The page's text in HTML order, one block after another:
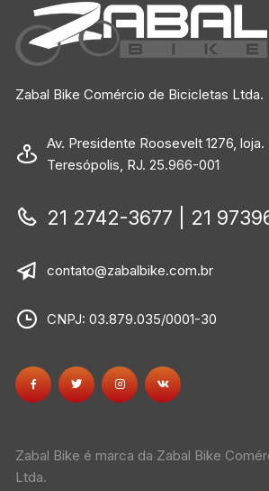
Zabal Bike Comércio de Bicicletas Ltda.
Av. Presidente Roosevelt 1276, loja.
Teresópolis, RJ. 25.966-001
21 2742-3677 | 21
contato@zabalbike.com.br
CNPJ: 03.879.035/0001-30
Zabal Bike é marca da Zabal Bike
Ltda.